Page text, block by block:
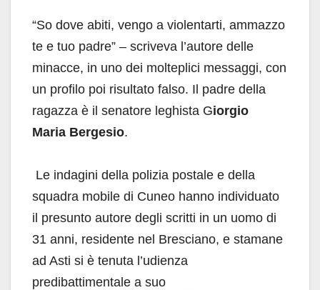
“So dove abiti, vengo a violentarti, ammazzo
te e tuo padre” – scriveva l’autore delle
minacce, in uno dei molteplici messaggi, con
un profilo poi risultato falso. Il padre della
ragazza è il senatore leghista Giorgio
Maria Bergesio.
Le indagini della polizia postale e della
squadra mobile di Cuneo hanno individuato
il presunto autore degli scritti in un uomo di
31 anni, residente nel Bresciano, e stamane
ad Asti si è tenuta l’udienza
predibattimentale a suo